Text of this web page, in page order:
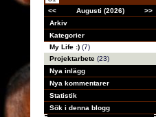
<<
Augusti (2026)
>>
Arkiv
Kategorier
My Life :) (7)
Projektarbete (23)
Nya inlägg
Nya kommentarer
Statistik
Sök i denna blogg